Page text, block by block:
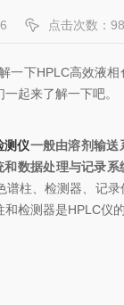
点击次数：
下HPLC高效液相
起来了解一下吧。
测仪一般由溶剂输送
数据处理与记录系
谱柱、检测器、记
检测器是HPLC仪的